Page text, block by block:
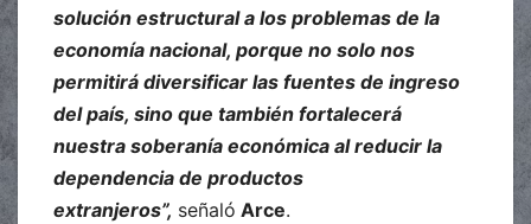
solución estructural a los problemas de la
economía nacional, porque no solo nos
permitirá diversificar las fuentes de ingreso
del país, sino que también fortalecerá
nuestra soberanía económica al reducir la
dependencia de productos
extranjeros”, señaló Arce.